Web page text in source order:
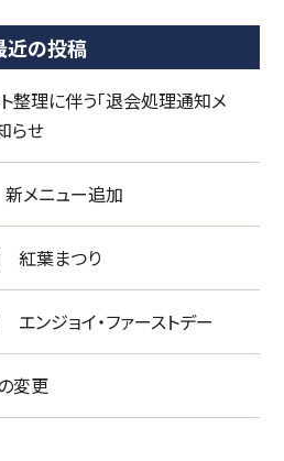
近の投稿
整理に伴う「退会処理通知メ
らせ
メニュー追加
紅葉まつり
ンジョイ・ファーストデー
変更